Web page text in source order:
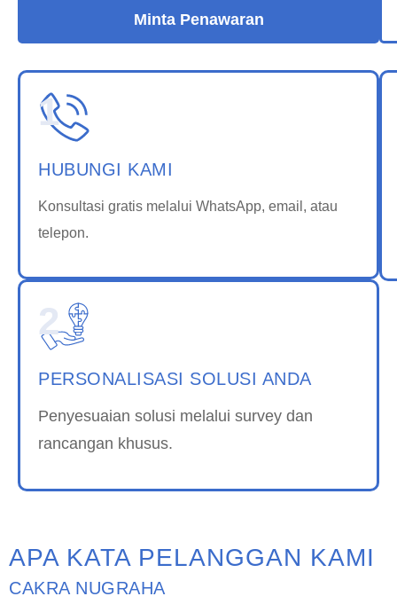
Minta Penawaran
HUBUNGI KAMI
Konsultasi gratis melalui WhatsApp, email, atau
telepon.
1
PERSONALISASI SOLUSI ANDA
Penyesuaian solusi melalui survey dan
rancangan khusus.
2
APA KATA PELANGGAN KAMI
CAKRA NUGRAHA